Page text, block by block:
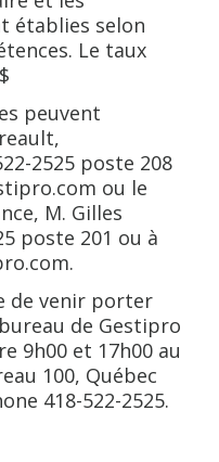
établies selon
Le taux
peuvent
2525 poste 208
ou le
M. Gilles
poste 201 ou à
de venir porter
de Gestipro
9h00 et 17h00 au
100, Québec
418-522-2525.